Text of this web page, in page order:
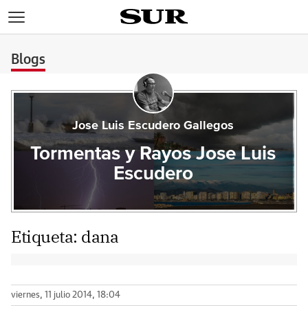
Blogs
Jose Luis Escudero Gallegos
Tormentas y Rayos Jose Luis
Escudero
Etiqueta: dana
viernes, 11 julio 2014, 18:04